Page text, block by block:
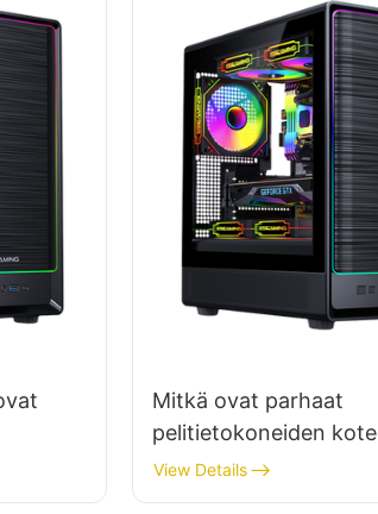
Mitkä ovat parhaat
pelitietokoneiden
vesijäähdytykseen?
View Details